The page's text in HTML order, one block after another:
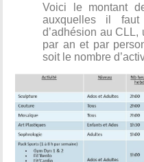
Voici le montant
auxquelles il
d’adhésion au CLL,
par an et par
soit le nombre